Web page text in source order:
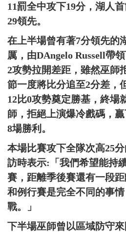
11罰全中攻下19分，湖人
29領先。
在上半場曾有著7分領先的
厲，由DAngelo Russell帶
2攻勢拉開差距，雖然巫師
節一度將比分追至2分差，
12比0攻勢奠定勝基，終場
師，拒絕上演爆冷戲碼，
8場勝利。
本場比賽攻下全隊次高25
訪時表示:「我們希望能持
賽，距離季後賽還有一段
和例行賽是完全不同的事
戰。」
下半場巫師曾以區域防守來